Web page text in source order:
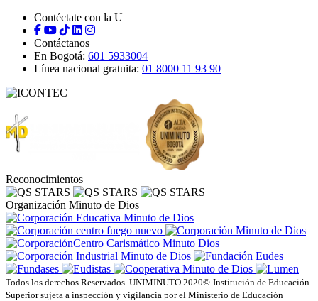
Contéctate con la U
Contáctanos
En Bogotá: 601 5933004
Línea nacional gratuita: 01 8000 11 93 90
Reconocimientos
Organización Minuto de Dios
Todos los derechos Reservados. UNIMINUTO 2020© Institución de Educación
Superior sujeta a inspección y vigilancia por el Ministerio de Educación